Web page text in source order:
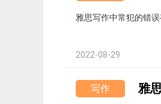
雅思写作中常犯的错
2022-08-29
写作 雅